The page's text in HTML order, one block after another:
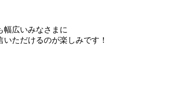
幅広いみなさまに
いただけるのが楽しみです！